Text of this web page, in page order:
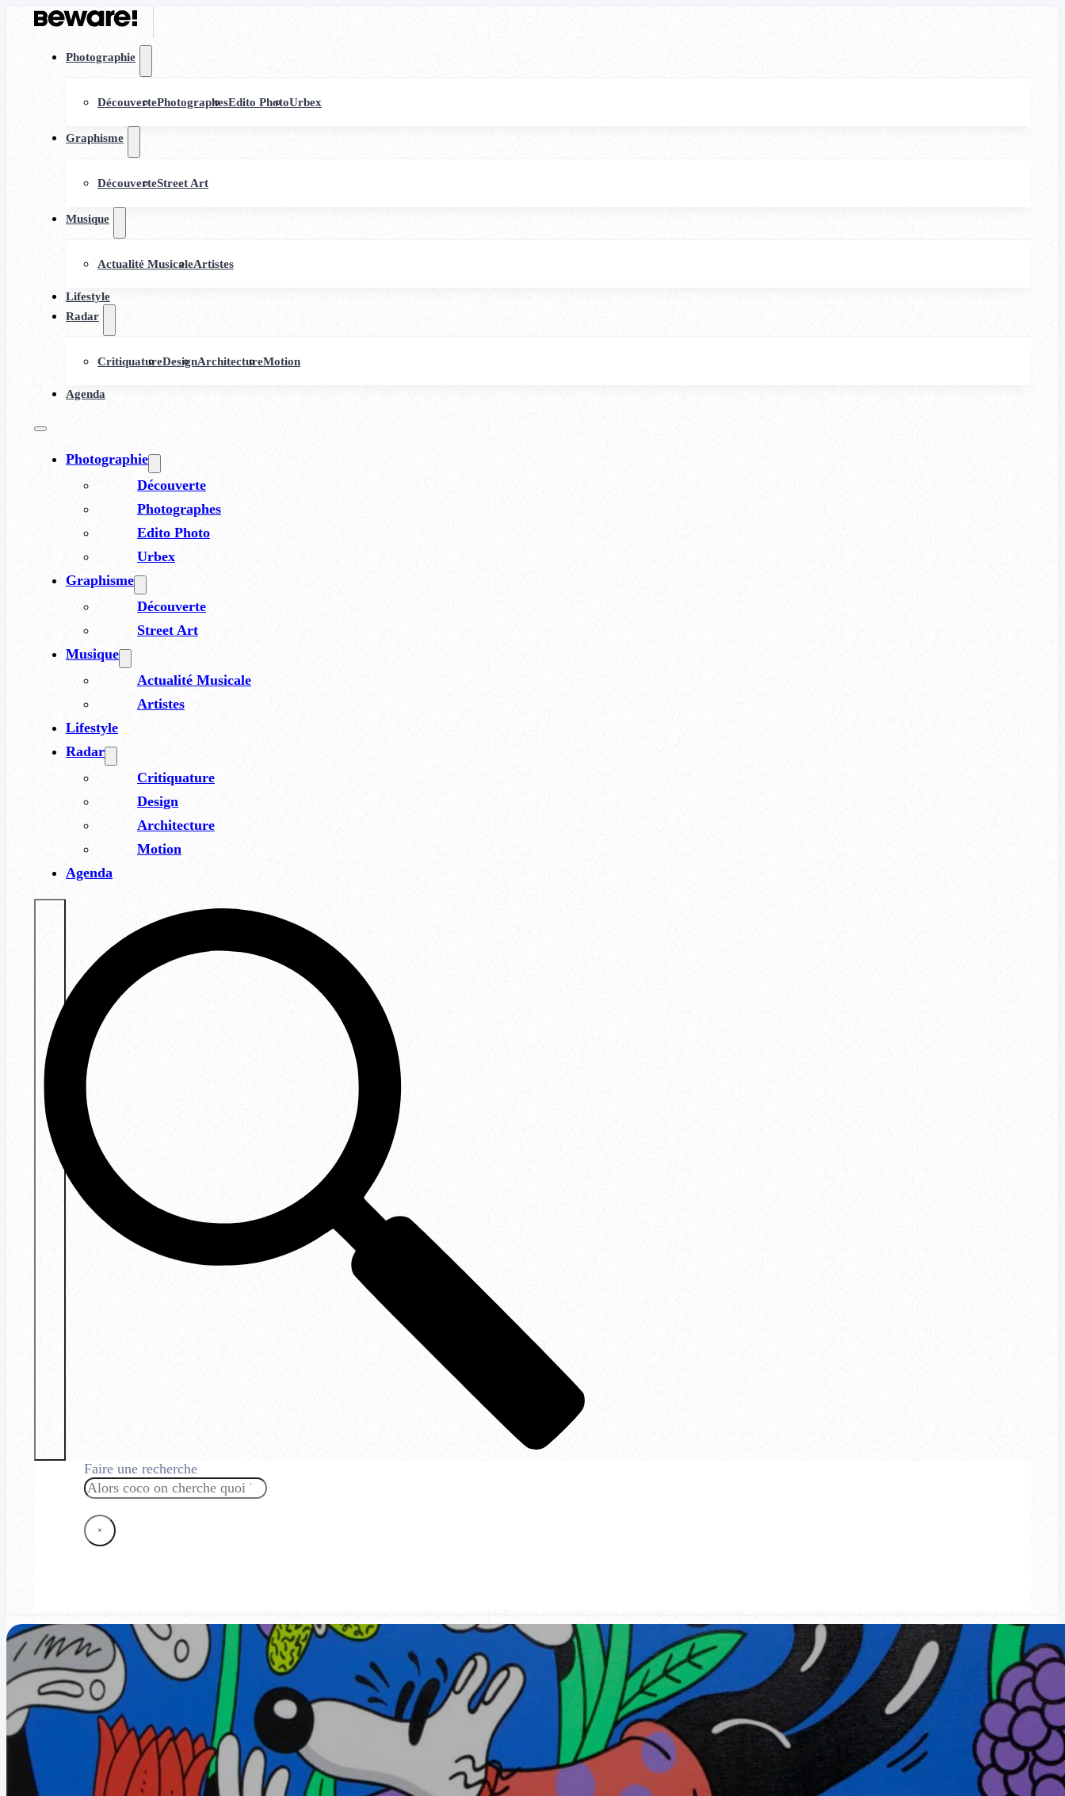
Photographie
DécouvertePhotographesEdito PhotoUrbex
Graphisme
DécouverteStreet Art
Musique
Actualité MusicaleArtistes
Lifestyle
Radar
CritiquatureDesignArchitectureMotion
Agenda
Photographie
Découverte
Photographes
Edito Photo
Urbex
Graphisme
Découverte
Street Art
Musique
Actualité Musicale
Artistes
Lifestyle
Radar
Critiquature
Design
Architecture
Motion
Agenda
Faire une recherche
Rechercher
×